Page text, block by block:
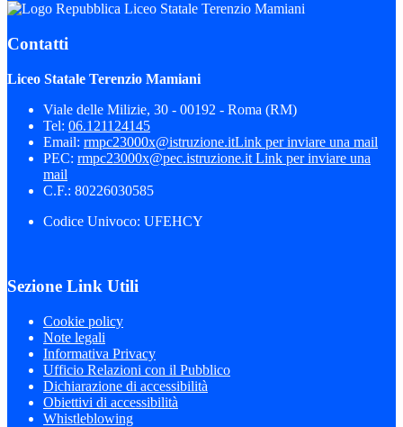
Liceo Statale Terenzio Mamiani
Contatti
Liceo Statale Terenzio Mamiani
Viale delle Milizie, 30 - 00192 - Roma (RM)
Tel: 06.121124145
Email: rmpc23000x@istruzione.itLink per inviare una mail
PEC: rmpc23000x@pec.istruzione.it Link per inviare una
mail
C.F.: 80226030585
Codice Univoco: UFEHCY
Sezione Link Utili
Cookie policy
Note legali
Informativa Privacy
Ufficio Relazioni con il Pubblico
Dichiarazione di accessibilità
Obiettivi di accessibilità
Whistleblowing